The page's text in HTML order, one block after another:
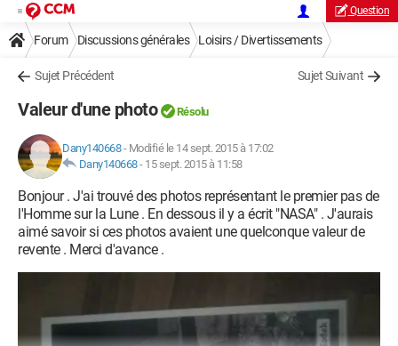
Question
Forum Discussions générales Loisirs / Divertissements
Sujet Précédent Sujet Suivant
Valeur d'une photo Résolu
Dany140668- Modifié le 14 sept. 2015 à 17:02
Dany140668- 15 sept. 2015 à 11:58
Bonjour . J'ai trouvé des photos représentant le premier pas de
l'Homme sur la Lune . En dessous il y a écrit "NASA" . J'aurais
aimé savoir si ces photos avaient une quelconque valeur de
revente . Merci d'avance .